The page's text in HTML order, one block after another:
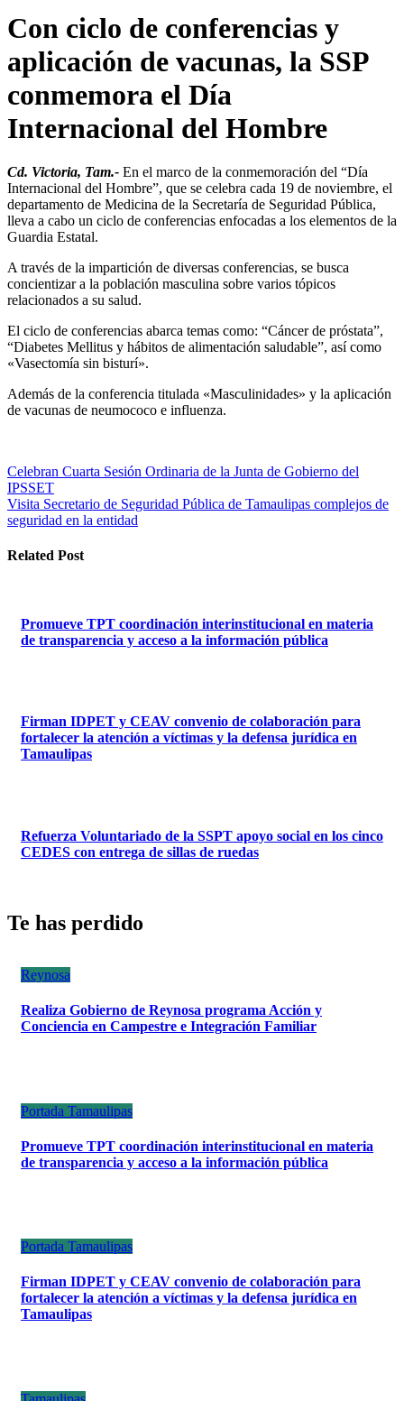
Con ciclo de conferencias y
aplicación de vacunas, la SSP
conmemora el Día
Internacional del Hombre
Cd. Victoria, Tam.- En el marco de la conmemoración del “Día
Internacional del Hombre”, que se celebra cada 19 de noviembre, el
departamento de Medicina de la Secretaría de Seguridad Pública,
lleva a cabo un ciclo de conferencias enfocadas a los elementos de la
Guardia Estatal.
A través de la impartición de diversas conferencias, se busca
concientizar a la población masculina sobre varios tópicos
relacionados a su salud.
El ciclo de conferencias abarca temas como: “Cáncer de próstata”,
“Diabetes Mellitus y hábitos de alimentación saludable”, así como
«Vasectomía sin bisturí».
Además de la conferencia titulada «Masculinidades» y la aplicación
de vacunas de neumococo e influenza.
Navegación
de
entradas
Celebran Cuarta Sesión Ordinaria de la Junta de Gobierno del
IPSSET
Visita Secretario de Seguridad Pública de Tamaulipas complejos de
seguridad en la entidad
Related Post
Promueve TPT coordinación interinstitucional en materia
de transparencia y acceso a la información pública
Firman IDPET y CEAV convenio de colaboración para
fortalecer la atención a víctimas y la defensa jurídica en
Tamaulipas
Refuerza Voluntariado de la SSPT apoyo social en los cinco
CEDES con entrega de sillas de ruedas
Te has perdido
Reynosa
Realiza Gobierno de Reynosa programa Acción y
Conciencia en Campestre e Integración Familiar
Portada Tamaulipas
Promueve TPT coordinación interinstitucional en materia
de transparencia y acceso a la información pública
Portada Tamaulipas
Firman IDPET y CEAV convenio de colaboración para
fortalecer la atención a víctimas y la defensa jurídica en
Tamaulipas